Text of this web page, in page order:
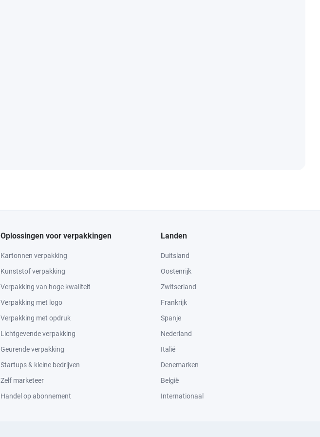
Oplossingen voor verpakkingen
Kartonnen verpakking
Kunststof verpakking
Verpakking van hoge kwaliteit
Verpakking met logo
Verpakking met opdruk
Lichtgevende verpakking
Geurende verpakking
Startups & kleine bedrijven
Zelf marketeer
Handel op abonnement
Landen
Duitsland
Oostenrijk
Zwitserland
Frankrijk
Spanje
Nederland
Italië
Denemarken
België
Internationaal